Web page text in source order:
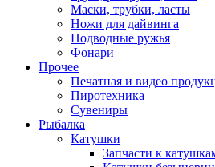
Маски, трубки, ласты
Ножи для дайвинга
Подводные ружья
Фонари
Прочее
Печатная и видео
Пиротехника
Сувениры
Рыбалка
Катушки
Запчасти к